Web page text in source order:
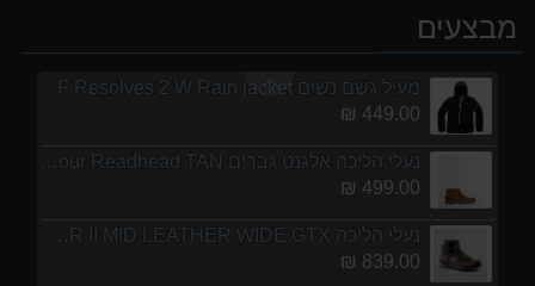
מבצעים1,299.00 ₪
מעיל גשם נשים TNF Resolves 2 W Rain jacket
449.00 ₪
נעלי הליכה אלגנט גברים Barbour Readhead TAN
499.00 ₪
נעלי הליכה ULTRA RAPTOR II MID LEATHER WIDE GTX
839.00 ₪